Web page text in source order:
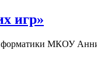
игр»
информатики МКОУ